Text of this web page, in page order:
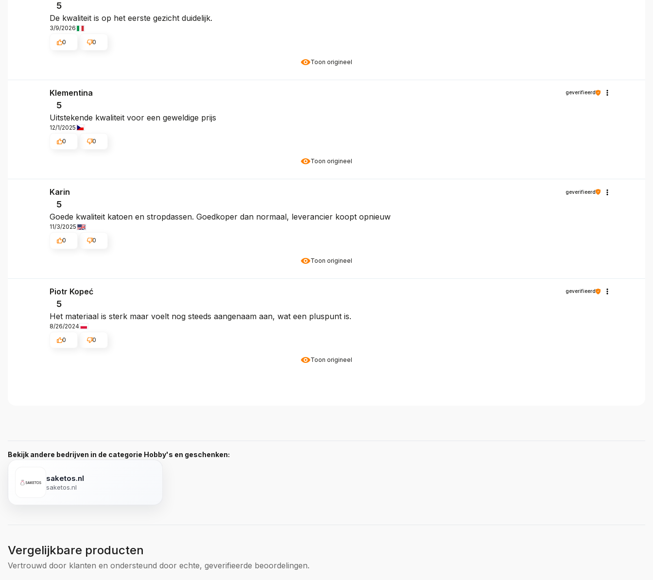
Toon origineel
5
De kwaliteit is op het eerste gezicht duidelijk.
3/9/2026
0
0
Toon origineel
Klementina geverifieerd
5
Uitstekende kwaliteit voor een geweldige prijs
12/1/2025
0
0
Toon origineel
Karin geverifieerd
5
Goede kwaliteit katoen en stropdassen. Goedkoper dan normaal, leverancier koopt opnieuw
11/3/2025
0
0
Toon origineel
Piotr Kopeć geverifieerd
5
Het materiaal is sterk maar voelt nog steeds aangenaam aan, wat een pluspunt is.
8/26/2024
0
0
Bekijk andere bedrijven in de categorie Hobby's en geschenken:
saketos.nl
saketos.nl
Vergelijkbare producten
Vertrouwd door klanten en ondersteund door echte, geverifieerde beoordelingen.